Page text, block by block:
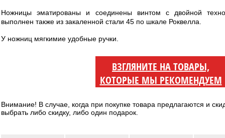
Ножницы эматированы и соединены винтом с двойной
выполнен также из закаленной стали 45 по шкале Роквелла.
У ножниц мягкимие удобные ручки.
ВЗГЛЯНИТЕ НА ТОВАРЫ,
КОТОРЫЕ МЫ РЕКОМЕНДУЕМ
Внимание! В случае, когда при покупке товара предлагаются и
выбрать либо скидку, либо один подарок.